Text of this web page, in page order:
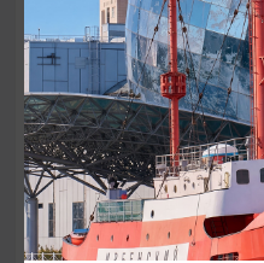
01.02.2026 -
Куршская коса
ОТ 2500₽